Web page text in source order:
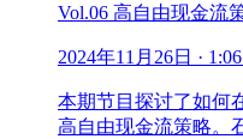
Vol.06 高自由现金流
2024年11月26日 ·
本期节目探讨了如何
高自由现金流策略。